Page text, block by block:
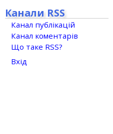
Канали RSS
Канал публікацій
Канал коментарів
Що таке RSS?
Вхід